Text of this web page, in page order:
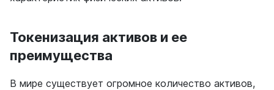
Токенизация активов и ее
преимущества
В мире существует огромное количество активов,